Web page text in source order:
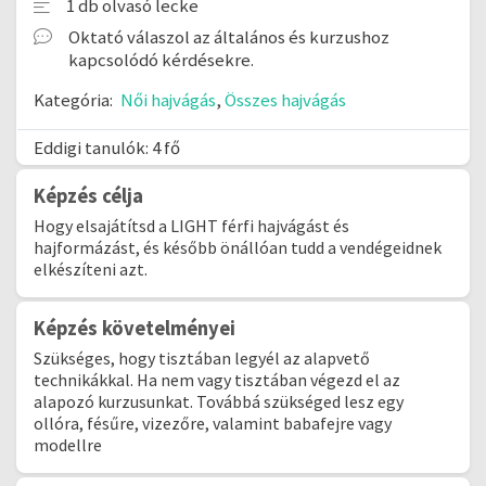
1 db olvasó lecke
Oktató válaszol az általános és kurzushoz
kapcsolódó kérdésekre.
Kategória: Női hajvágás,Összes hajvágás
Eddigi tanulók: 4 fő
Képzés célja
Hogy elsajátítsd a LIGHT férfi hajvágást és
hajformázást, és később önállóan tudd a vendégeidnek
elkészíteni azt.
Képzés követelményei
Szükséges, hogy tisztában legyél az alapvető
technikákkal. Ha nem vagy tisztában végezd el az
alapozó kurzusunkat. Továbbá szükséged lesz egy
ollóra, fésűre, vizezőre, valamint babafejre vagy
modellre